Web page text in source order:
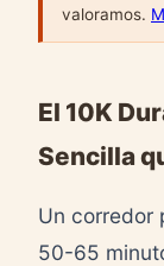
valoramos.
El 10K
Sencilla
Un corredor
50-65